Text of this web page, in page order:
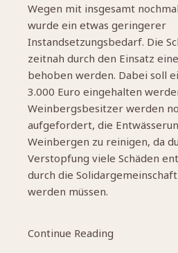
Wegen mit insgesamt
wurde ein etwas geringerer
Instandsetzungsbedarf. Die
zeitnah durch den Einsatz
behoben werden. Dabei soll
3.000 Euro eingehalten
Weinbergsbesitzer werden
aufgefordert, die
Weinbergen zu reinigen, da
Verstopfung viele Schäden
durch die
werden müssen.
Continue Reading